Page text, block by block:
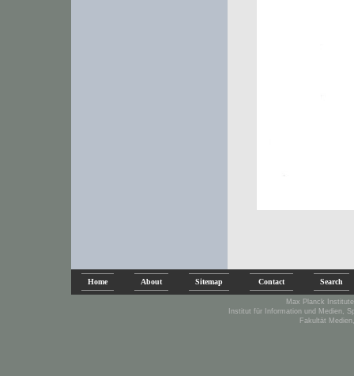
Home About Sitemap Contact Search
Max Planck
Institut für Information und Medien,
Fakultät